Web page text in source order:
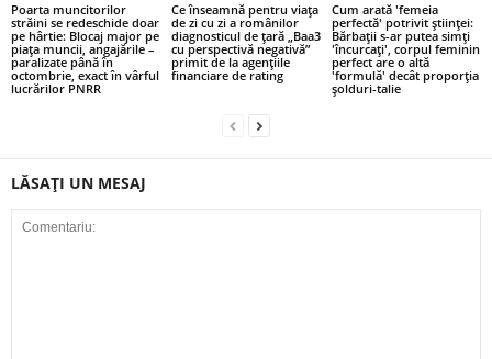
Poarta muncitorilor
străini se redeschide doar
pe hârtie: Blocaj major pe
piața muncii, angajările –
paralizate până în
octombrie, exact în vârful
lucrărilor PNRR
Ce înseamnă pentru viața
de zi cu zi a românilor
diagnosticul de țară „Baa3
cu perspectivă negativă”
primit de la agențiile
financiare de rating
Cum arată 'femeia
perfectă' potrivit științei:
Bărbații s-ar putea simți
'încurcați', corpul feminin
perfect are o altă
'formulă' decât proporția
șolduri-talie
LĂSAȚI UN MESAJ